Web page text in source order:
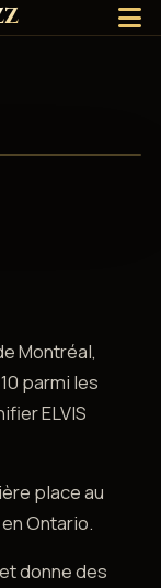
Montréal,
parmi les
ELVIS
place au
Ontario.
donne des